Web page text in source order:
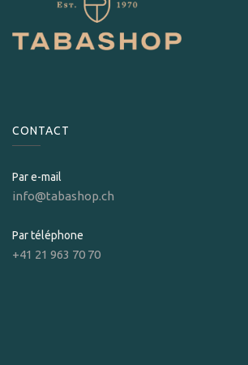
CONTACT
Par e-mail
info@tabashop.ch
Par téléphone
+41 21 963 70 70